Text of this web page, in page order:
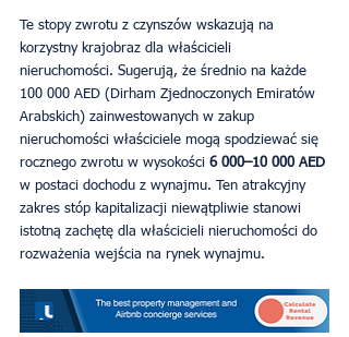
Te stopy zwrotu z czynszów wskazują na
korzystny krajobraz dla właścicieli
nieruchomości. Sugerują, że średnio na każde
100 000 AED (Dirham Zjednoczonych Emiratów
Arabskich) zainwestowanych w zakup
nieruchomości właściciele mogą spodziewać się
rocznego zwrotu w wysokości 6 000–10 000 AED
w postaci dochodu z wynajmu. Ten atrakcyjny
zakres stóp kapitalizacji niewątpliwie stanowi
istotną zachętę dla właścicieli nieruchomości do
rozważenia wejścia na rynek wynajmu.